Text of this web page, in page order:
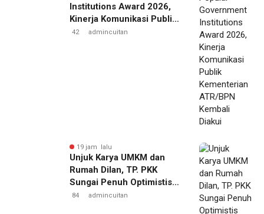
Institutions Award 2026,
Kinerja Komunikasi Publik
Kementerian ATR/BPN
42 admincuitan
19 jam lalu
Unjuk Karya UMKM dan
Rumah Dilan, TP. PKK
Sungai Penuh Optimistis
Raih Juara di Tingkat
84 admincuitan